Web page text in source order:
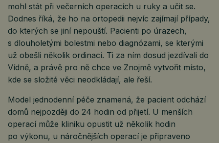
mohl stát při večerních operacích u ruky a učit se.
Dodnes říká, že ho na ortopedii nejvíc zajímají případy,
do kterých se jiní nepouští. Pacienti po úrazech,
s dlouholetými bolestmi nebo diagnózami, se kterými
už obešli několik ordinací. Ti za ním dosud jezdívali do
Vídně, a právě pro ně chce ve Znojmě vytvořit místo,
kde se složité věci neodkládají, ale řeší.
Model jednodenní péče znamená, že pacient odchází
domů nejpozději do 24 hodin od přijetí. U menších
operací může kliniku opustit už několik hodin
po výkonu, u náročnějších operací je připraveno